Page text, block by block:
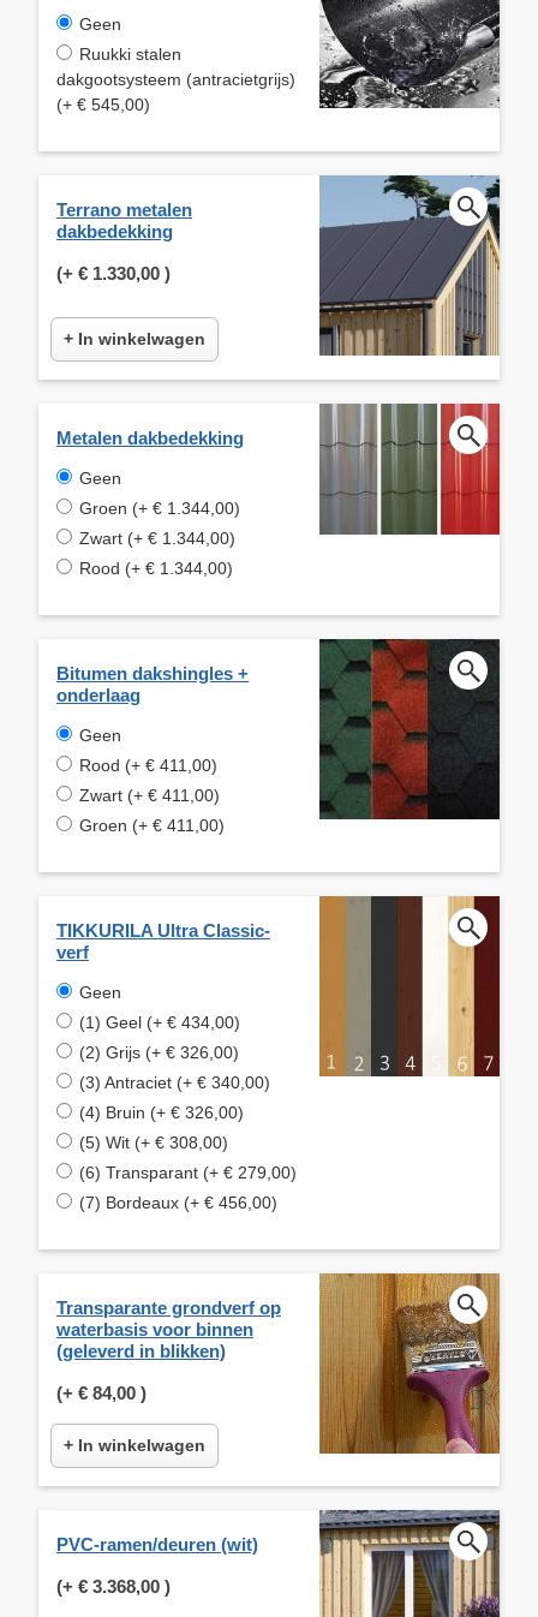
Geen
Ruukki stalen
dakgootsysteem (antracietgrijs)
(+ € 545,00)
Terrano metalen
dakbedekking
(+ € 1.330,00 )
+ In winkelwagen
Metalen dakbedekking
Geen
Groen (+ € 1.344,00)
Zwart (+ € 1.344,00)
Rood (+ € 1.344,00)
Bitumen dakshingles +
onderlaag
Geen
Rood (+ € 411,00)
Zwart (+ € 411,00)
Groen (+ € 411,00)
TIKKURILA Ultra Classic-
verf
Geen
(1) Geel (+ € 434,00)
(2) Grijs (+ € 326,00)
(3) Antraciet (+ € 340,00)
(4) Bruin (+ € 326,00)
(5) Wit (+ € 308,00)
(6) Transparant (+ € 279,00)
(7) Bordeaux (+ € 456,00)
Transparante grondverf op
waterbasis voor binnen
(geleverd in blikken)
(+ € 84,00 )
+ In winkelwagen
PVC-ramen/deuren (wit)
(+ € 3.368,00 )